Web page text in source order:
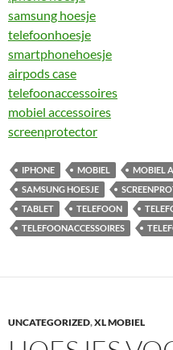
samsung hoesje
telefoonhoesje
smartphonehoesje
airpods case
telefoonaccessoires
mobiel accessoires
screenprotector
IPHONE MOBIEL MOBIEL
SAMSUNG HOESJE
TABLET
TELEFOON
TELEFOONACCESSOIRES
UNCATEGORIZED,XL MOBIEL